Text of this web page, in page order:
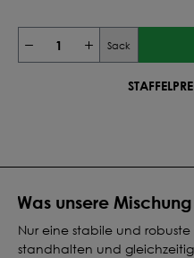
Was unsere
Nur eine stabile und
standhalten und
Sack